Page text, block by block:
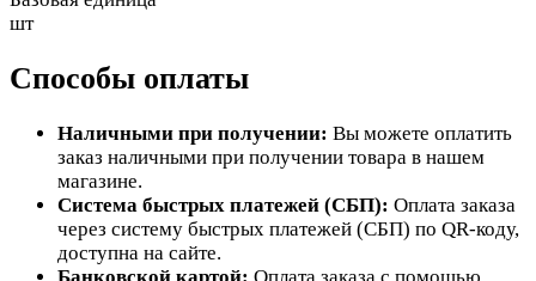
шт
Способы оплаты
Наличными при получении: Вы можете оплатить
заказ наличными при получении товара в нашем
магазине.
Система быстрых платежей (СБП): Оплата заказа
через систему быстрых платежей (СБП) по QR-коду,
доступна на сайте.